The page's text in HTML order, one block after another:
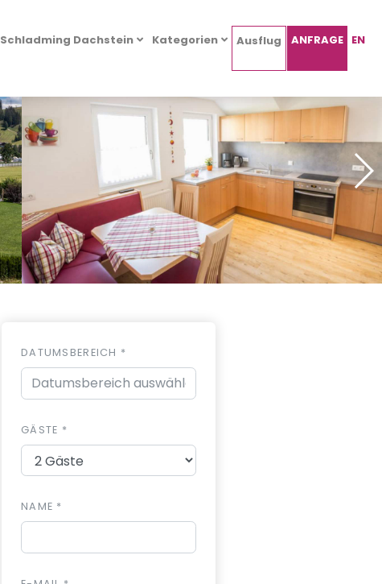
Schladming Dachstein Kategorien Ausflug ANFRAGE EN
DATUMSBEREICH *
GÄSTE *
NAME *